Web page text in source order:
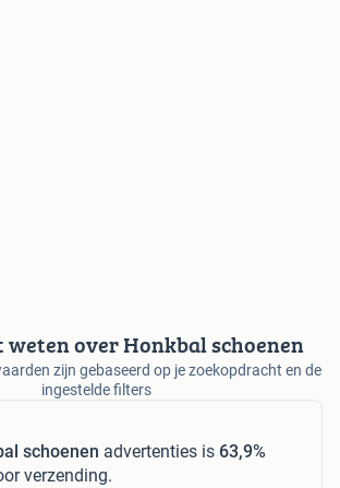
weten over Honkbal schoenen
zijn gebaseerd op je zoekopdracht en de
ingestelde filters
schoenen advertenties is 63,9%
verzending.